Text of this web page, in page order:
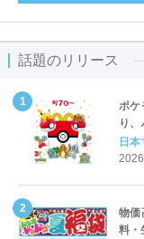
話題のリリース
ポケ
り
定登
日
物価
料・